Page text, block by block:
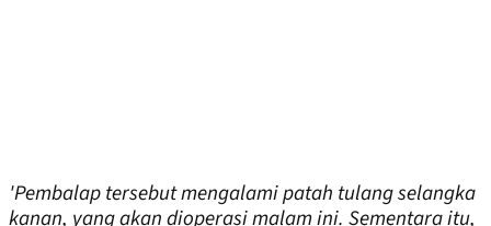
'Pembalap tersebut mengalami patah tulang selangka
kanan, yang akan dioperasi malam ini. Sementara itu,